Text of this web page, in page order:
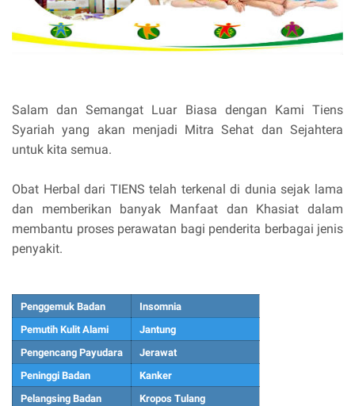
Salam dan Semangat Luar Biasa dengan Kami Tiens
Syariah yang akan menjadi Mitra Sehat dan Sejahtera
untuk kita semua.
Obat Herbal dari TIENS telah terkenal di dunia sejak lama
dan memberikan banyak Manfaat dan Khasiat dalam
membantu proses perawatan bagi penderita berbagai jenis
penyakit.
Penggemuk Badan
Insomnia
Pemutih Kulit Alami
Jantung
Pengencang Payudara
Jerawat
Peninggi Badan
Kanker
Pelangsing Badan
Kropos Tulang